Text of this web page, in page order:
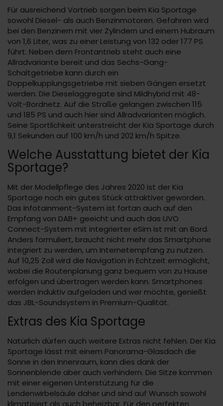
Für ausreichend Vortrieb sorgen beim Kia Sportage
sowohl Diesel- als auch Benzinmotoren. Gefahren wird
bei den Benzinern mit vier Zylindern und einem Hubraum
von 1,6 Liter, was zu einer Leistung von 132 oder 177 PS
führt. Neben dem Frontantrieb steht auch eine
Allradvariante bereit und das Sechs-Gang-
Schaltgetriebe kann durch ein
Doppelkupplungsgetriebe mit sieben Gängen ersetzt
werden. Die Dieselaggregate sind Mildhybrid mit 48-
Volt-Bordnetz. Auf die Straße gelangen zwischen 115
und 185 PS und auch hier sind Allradvarianten möglich.
Seine Sportlichkeit unterstreicht der Kia Sportage durch
9,1 Sekunden auf 100 km/h und 202 km/h Spitze.
Welche Ausstattung bietet der Kia
Sportage?
Mit der Modellpflege des Jahres 2020 ist der Kia
Sportage noch ein gutes Stück attraktiver geworden.
Das Infotainment-System ist fortan auch auf den
Empfang von DAB+ geeicht und auch das UVO
Connect-System mit integrierter eSim ist mit an Bord.
Anders formuliert, braucht nicht mehr das Smartphone
integriert zu werden, um Internetempfang zu nutzen.
Auf 10,25 Zoll wird die Navigation in Echtzeit ermöglicht,
wobei die Routenplanung ganz bequem von zu Hause
erfolgen und übertragen werden kann. Smartphones
werden induktiv aufgeladen und wer möchte, genießt
das JBL-Soundsystem in Premium-Qualität.
Extras des Kia Sportage
Natürlich dürfen auch weitere Extras nicht fehlen. Der Kia
Sportage lässt mit einem Panorama-Glasdach die
Sonne in den Innenraum, kann dies dank der
Sonnenblende aber auch verhindern. Die Sitze kommen
mit einer eigenen Unterstützung für die
Lendenwirbelsäule daher und sind auf Wunsch sowohl
klimatisiert als auch beheizbar. Für den perfekten